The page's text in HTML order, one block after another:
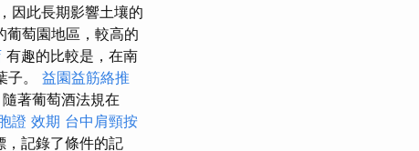
因此長期影響土壤的
葡萄園地區，較高的
有趣的比較是，在南
子。 益園益筋絡推
著葡萄酒法規在
證 效期 台中肩頸按
，記錄了條件的記